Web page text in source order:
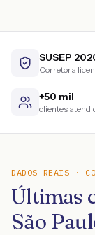
SUSEP
Corretora
+50 mil
clientes
DADOS REAIS ·
Últimas
São